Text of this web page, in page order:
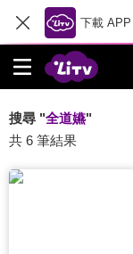
下載
搜尋 "全道嬿"
共 6 筆結果